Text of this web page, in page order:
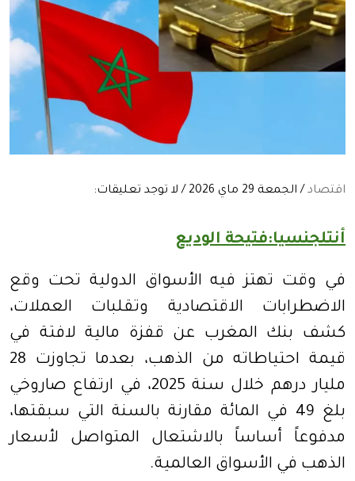
اقتصاد / الجمعة 29 ماي 2026 / لا توجد تعليقات:
أنتلجنسيا:فتيحة الوديع
في وقت تهتز فيه الأسواق الدولية تحت وقع
الاضطرابات الاقتصادية وتقلبات العملات،
كشف بنك المغرب عن قفزة مالية لافتة في
قيمة احتياطاته من الذهب، بعدما تجاوزت 28
مليار درهم خلال سنة 2025، في ارتفاع صاروخي
بلغ 49 في المائة مقارنة بالسنة التي سبقتها،
مدفوعاً أساساً بالاشتعال المتواصل لأسعار
الذهب في الأسواق العالمية.